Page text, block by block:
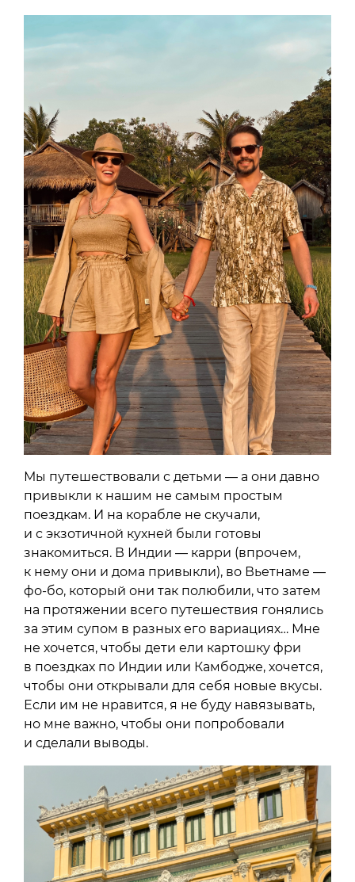
Мы путешествовали с детьми — а они давно
привыкли к нашим не самым простым
поездкам. И на корабле не скучали,
и с экзотичной кухней были готовы
знакомиться. В Индии — карри (впрочем,
к нему они и дома привыкли), во Вьетнаме —
фо-бо, который они так полюбили, что затем
на протяжении всего путешествия гонялись
за этим супом в разных его вариациях… Мне
не хочется, чтобы дети ели картошку фри
в поездках по Индии или Камбодже, хочется,
чтобы они открывали для себя новые вкусы.
Если им не нравится, я не буду навязывать,
но мне важно, чтобы они попробовали
и сделали выводы.